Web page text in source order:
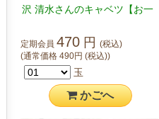
沢 清水さんのキャベツ【お一
定期会員 470 円(税込)
(通常価格490円(税込))
玉
かごへ